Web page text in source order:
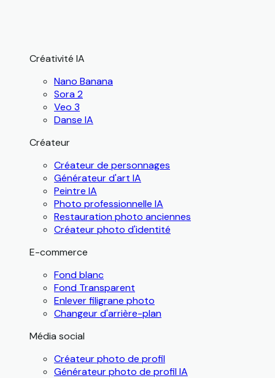
Créativité IA
Nano Banana
Sora 2
Veo 3
Danse IA
Créateur
Créateur de personnages
Générateur d'art IA
Peintre IA
Photo professionnelle IA
Restauration photo anciennes
Créateur photo d'identité
E-commerce
Fond blanc
Fond Transparent
Enlever filigrane photo
Changeur d'arrière-plan
Média social
Créateur photo de profil
Générateur photo de profil IA